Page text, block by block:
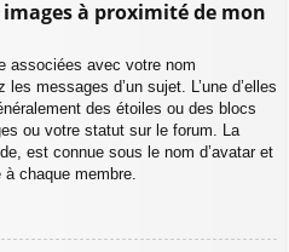
à proximité de mon
associées avec votre nom
messages d’un sujet. L’une d’elles
des étoiles ou des blocs
ou votre statut sur le forum. La
est connue sous le nom d’avatar et
à chaque membre.